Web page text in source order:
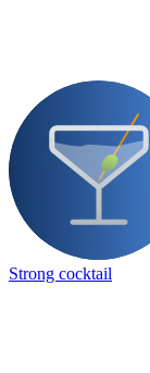
Strong cocktail